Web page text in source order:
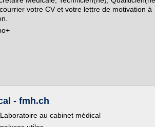
votre CV et votre lettre de motivation à
- fmh.ch
au cabinet médical